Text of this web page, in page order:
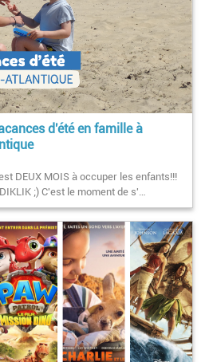
d'été en famille à
DEUX MOIS à occuper les enfants!!!
;) C'est le moment de s'…